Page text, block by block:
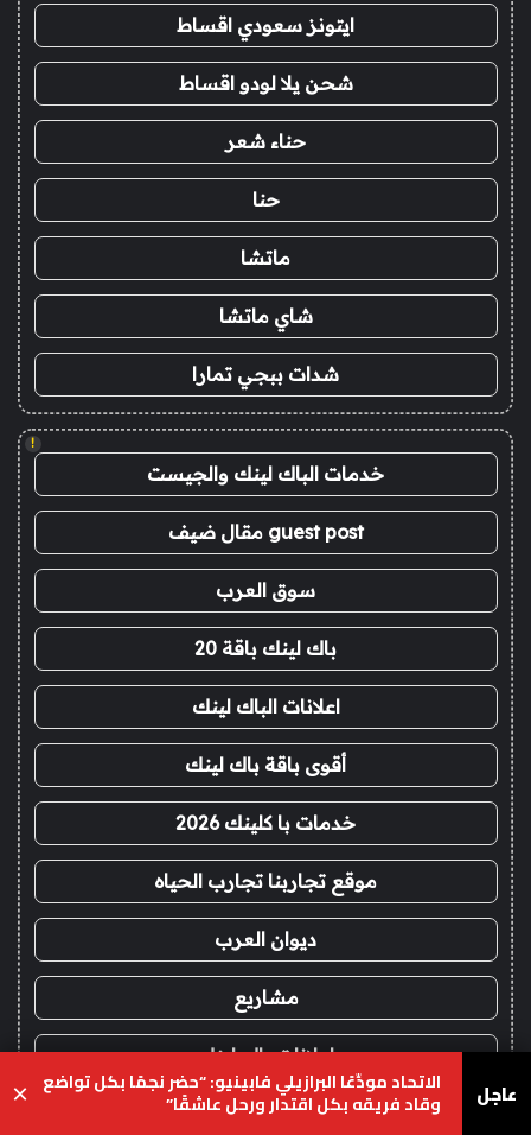
ايتونز سعودي اقساط
شحن يلا لودو اقساط
حناء شعر
حنا
ماتشا
شاي ماتشا
شدات ببجي تمارا
!
خدمات الباك لينك والجيست
guest post مقال ضيف
سوق العرب
باك لينك باقة 20
اعلانات الباك لينك
أقوى باقة باك لينك
خدمات با كلينك 2026
موقع تجاربنا تجارب الحياه
ديوان العرب
مشاريع
اعلانات باك لينك
باك لينك
عاجل الاتحاد مودِّعًا البرازيلي فابينيو: “حضر نجمًا بكل تواضع
وقاد فريقه بكل اقتدار ورحل عاشقًا” ×